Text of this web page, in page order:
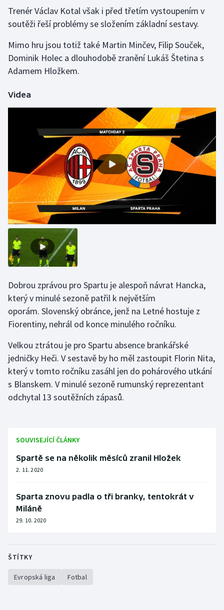
Házená
Judo
Lezení
Lyže a snowboard
Moderní pětiboj
Motorsport
Olympijské hry
Parasport
Plavání
Ragby
Rychlobruslení
Rychlostní kanoistika
Short track
Sportovní střelba
Triatlon
Veslování
Vodní slalom
Volejbal
Trenér Václav Kotal však i před třetím vystoupením v
soutěži řeší problémy se složením základní sestavy.
Mimo hru jsou totiž také Martin Minčev, Filip Souček,
Dominik Holec a dlouhodobě zranění Lukáš Štetina s
Adamem Hložkem.
Videa
Dobrou zprávou pro Spartu je alespoň návrat Hancka,
který v minulé sezoně patřil k největším
oporám. Slovenský obránce, jenž na Letné hostuje z
Fiorentiny, nehrál od konce minulého ročníku.
Velkou ztrátou je pro Spartu absence brankářské
jedničky Heči. V sestavě by ho měl zastoupit Florin Nita,
který v tomto ročníku zasáhl jen do pohárového utkání
s Blanskem. V minulé sezoně rumunský reprezentant
odchytal 13 soutěžních zápasů.
SOUVISEJÍCÍ ČLÁNKY
Spartě se na několik měsíců zranil Hložek
2. 11. 2020
Sparta znovu padla o tři branky, tentokrát v
Miláně
29. 10. 2020
ŠTÍTKY
Evropská liga Fotbal